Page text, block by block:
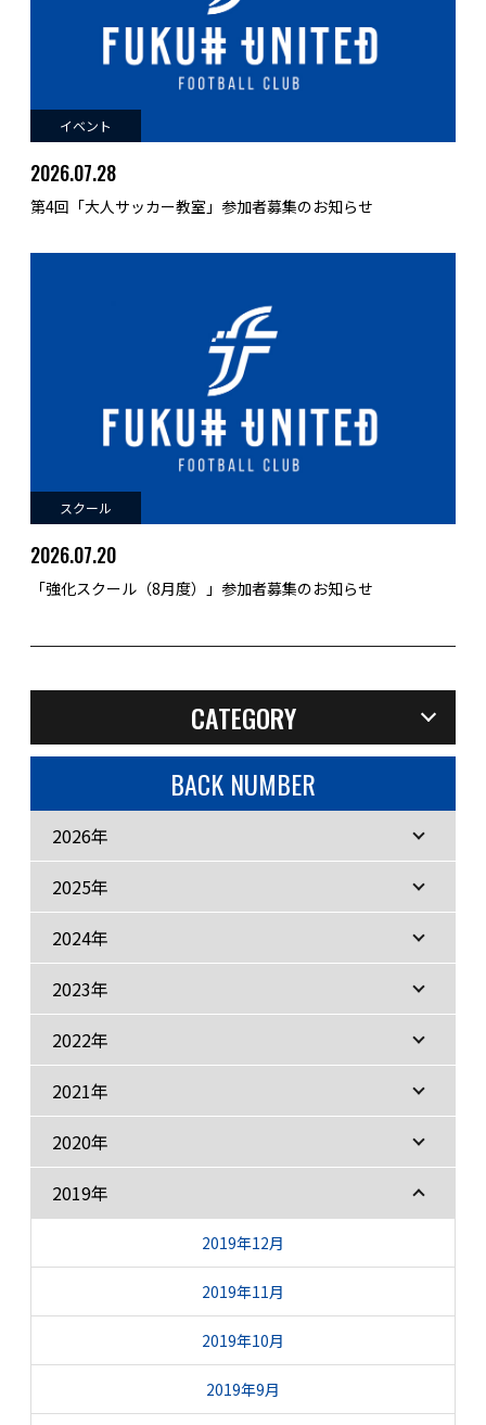
イベント
2026.07.28
第4回「大人サッカー教室」参加者募集のお知らせ
スクール
2026.07.20
「強化スクール（8月度）」参加者募集のお知らせ
CATEGORY
BACK NUMBER
2026年
2025年
2024年
2023年
2022年
2021年
2020年
2019年
2019年12月
2019年11月
2019年10月
2019年9月